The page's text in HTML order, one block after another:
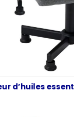
d’huiles